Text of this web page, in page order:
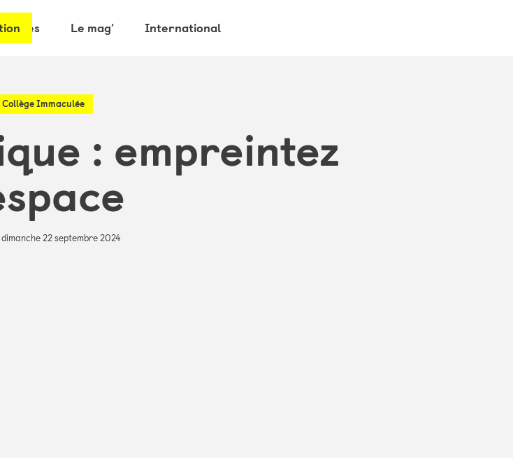
Le mag’ International
Collège Immaculée
: empreintez
dimanche 22 septembre 2024